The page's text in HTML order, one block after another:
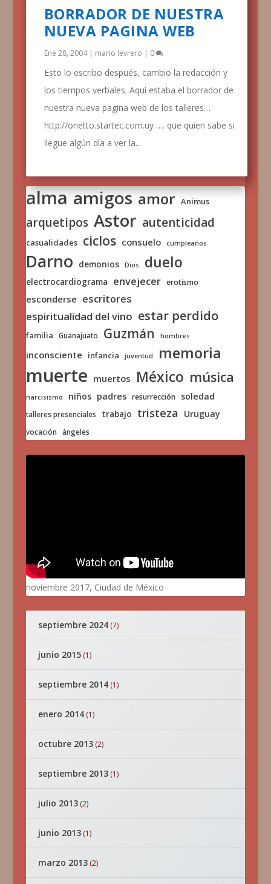
BORRADOR DE NUESTRA
NUEVA PAGINA WEB
Ene 28, 2004| mario levrero | 0
Esto lo escribo después, cambio la redacción y
los tiempos verbales. Aquí estaba el borrador de
nuestra nueva pagina web de los talleres…
http://onetto.startec.com.uy …. que quien sabe si
llegue algún día a ver la...
alma amigos amor Animus
arquetipos Astor autenticidad
casualidades ciclos consuelo cumpleaños
Darno demonios Dios duelo
electrocardiograma envejecer erotismo
esconderse escritores
espiritualidad del vino estar perdido
familia Guanajuato Guzmán hombres
inconsciente infancia juventud memoria
muerte muertos México música
narcisismo niños padres resurrección soledad
talleres presenciales trabajo tristeza Uruguay
vocación ángeles
noviembre 2017, Ciudad de México
septiembre 2024(7)
junio 2015(1)
septiembre 2014(1)
enero 2014(1)
octubre 2013(2)
septiembre 2013(1)
julio 2013(2)
junio 2013(1)
marzo 2013(2)